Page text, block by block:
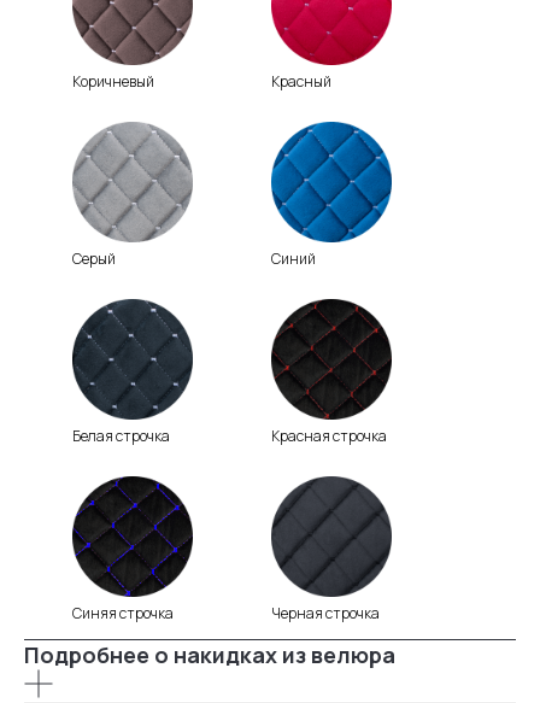
Коричневый Красный
Серый Синий
Белая строчка Красная строчка
Синяя строчка Черная строчка
Подробнее о накидках из велюра